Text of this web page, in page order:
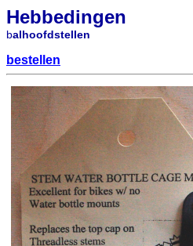
Hebbedingen
balhoofdstellen
bestellen